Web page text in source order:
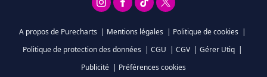
A propos de Purecharts | Mentions légales | Politique de cookies |
Politique de protection des données | CGU | CGV | Gérer Utiq |
Publicité | Préférences cookies